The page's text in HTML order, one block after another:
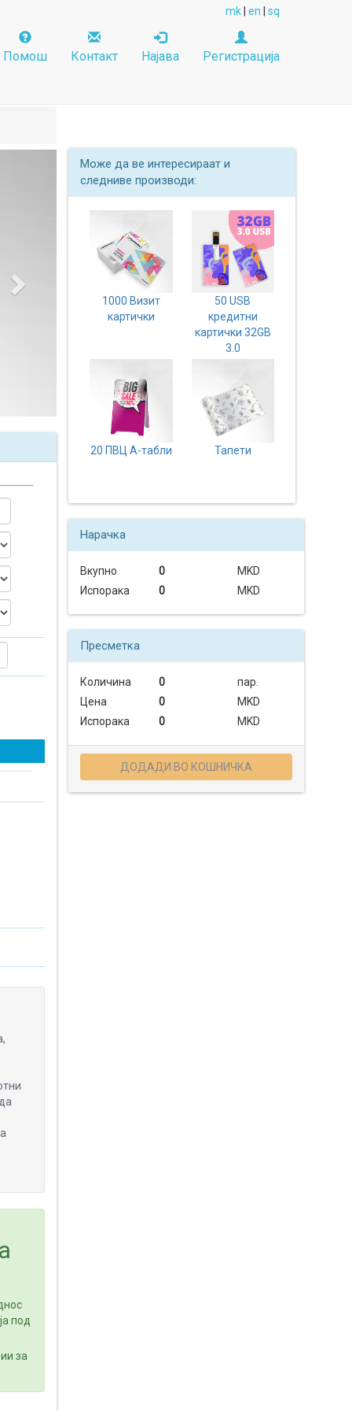
mk en sq
Помош Контакт Најава Регистрација
под
за
Може да ве интересираат и
следниве производи:
1000 Визит
картички
50 USB
кредитни
картички 32GB
3.0
20 ПВЦ А-табли Тапети
Нарачка
Вкупно 0
MKD
Испорака
0 MKD
Пресметка
Количина 0
пар.
Цена
0
MKD
Испорака
0 MKD
ДОДАДИ ВО КОШНИЧКА